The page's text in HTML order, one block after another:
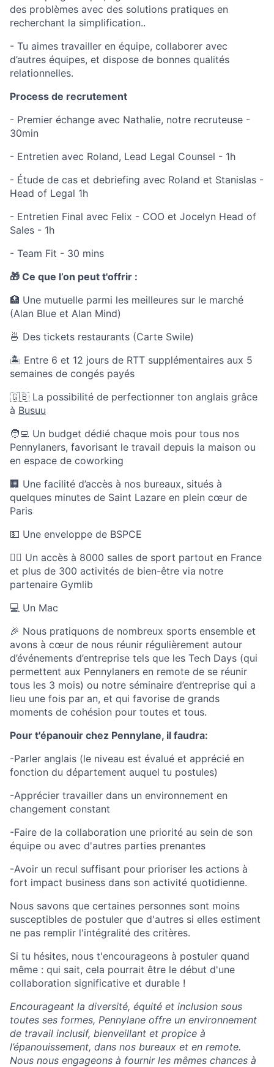
des problèmes avec des solutions pratiques en
recherchant la simplification..
- Tu aimes travailler en équipe, collaborer avec
d’autres équipes, et dispose de bonnes qualités
relationnelles.
Process de recrutement
- Premier échange avec Nathalie, notre recruteuse -
30min
- Entretien avec Roland, Lead Legal Counsel - 1h
- Étude de cas et debriefing avec Roland et Stanislas -
Head of Legal 1h
- Entretien Final avec Felix - COO et Jocelyn Head of
Sales - 1h
- Team Fit - 30 mins
🎁 Ce que l’on peut t'offrir :
🏥 Une mutuelle parmi les meilleures sur le marché
(Alan Blue et Alan Mind)
🍜 Des tickets restaurants (Carte Swile)
🏝 Entre 6 et 12 jours de RTT supplémentaires aux 5
semaines de congés payés
🇬🇧 La possibilité de perfectionner ton anglais grâce
à Busuu
🧑‍💻 Un budget dédié chaque mois pour tous nos
Pennylaners, favorisant le travail depuis la maison ou
en espace de coworking
🏢 Une facilité d’accès à nos bureaux, situés à
quelques minutes de Saint Lazare en plein cœur de
Paris
💵 Une enveloppe de BSPCE
🏃‍♀️ Un accès à 8000 salles de sport partout en France
et plus de 300 activités de bien-être via notre
partenaire Gymlib
💻 Un Mac
🎉 Nous pratiquons de nombreux sports ensemble et
avons à cœur de nous réunir régulièrement autour
d’événements d’entreprise tels que les Tech Days (qui
permettent aux Pennylaners en remote de se réunir
tous les 3 mois) ou notre séminaire d’entreprise qui a
lieu une fois par an, et qui favorise de grands
moments de cohésion pour toutes et tous.
Pour t'épanouir chez Pennylane, il faudra:
-Parler anglais (le niveau est évalué et apprécié en
fonction du département auquel tu postules)
-Apprécier travailler dans un environnement en
changement constant
-Faire de la collaboration une priorité au sein de son
équipe ou avec d'autres parties prenantes
-Avoir un recul suffisant pour prioriser les actions à
fort impact business dans son activité quotidienne.
Nous savons que certaines personnes sont moins
susceptibles de postuler que d'autres si elles estiment
ne pas remplir l'intégralité des critères.
Si tu hésites, nous t'encourageons à postuler quand
même : qui sait, cela pourrait être le début d'une
collaboration significative et durable !
Encourageant la diversité, équité et inclusion sous
toutes ses formes, Pennylane offre un environnement
de travail inclusif, bienveillant et propice à
l’épanouissement, dans nos bureaux et en remote.
Nous nous engageons à fournir les mêmes chances à